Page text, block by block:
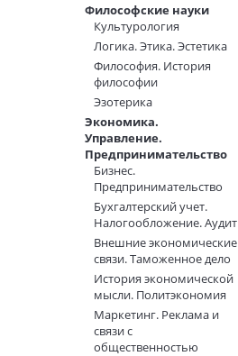
Философские науки
Культурология
Логика. Этика. Эстетика
Философия. История
философии
Эзотерика
Экономика.
Управление.
Предпринимательство
Бизнес.
Предпринимательство
Бухгалтерский учет.
Налогообложение. Аудит
Внешние экономические
связи. Таможенное дело
История экономической
мысли. Политэкономия
Маркетинг. Реклама и
связи с
общественностью